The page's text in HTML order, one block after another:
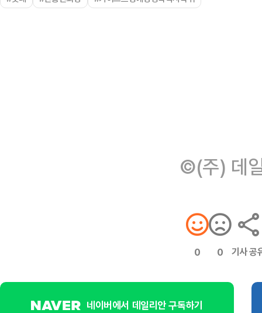
©(주) 데
0 0 기사 공
네이버에서 데일리안 구독하기